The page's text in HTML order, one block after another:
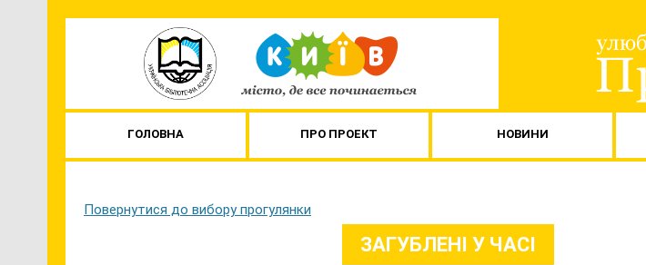
ГОЛОВНА ПРО ПРОЕКТ НОВИНИ
Повернутися до вибору прогулянки
ЗАГУБЛЕНІ У ЧАСІ